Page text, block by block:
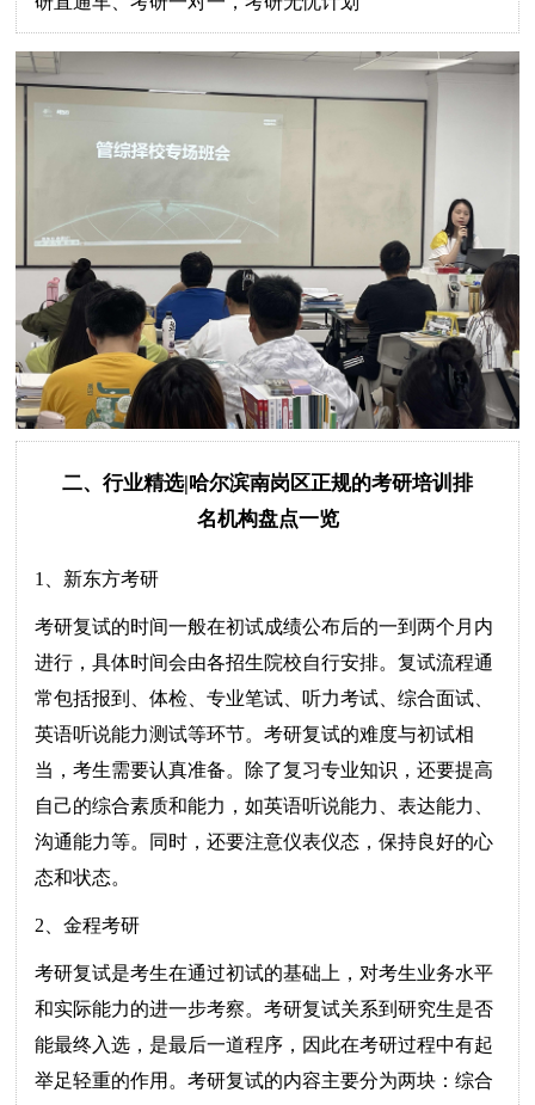
二、行业精选|哈尔滨南岗区正规的考研培训排
名机构盘点一览
1、新东方考研
考研复试的时间一般在初试成绩公布后的一到两个月内
进行，具体时间会由各招生院校自行安排。复试流程通
常包括报到、体检、专业笔试、听力考试、综合面试、
英语听说能力测试等环节。考研复试的难度与初试相
当，考生需要认真准备。除了复习专业知识，还要提高
自己的综合素质和能力，如英语听说能力、表达能力、
沟通能力等。同时，还要注意仪表仪态，保持良好的心
态和状态。
2、金程考研
考研复试是考生在通过初试的基础上，对考生业务水平
和实际能力的进一步考察。考研复试关系到研究生是否
能最终入选，是最后一道程序，因此在考研过程中有起
举足轻重的作用。考研复试的内容主要分为两块：综合